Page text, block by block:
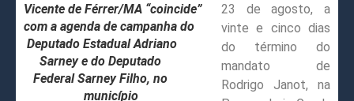
Vicente de Férrer/MA “coincide”
com a agenda de campanha do
Deputado Estadual Adriano
Sarney e do Deputado
Federal Sarney Filho, no
município
23 de agosto, a
vinte e cinco dias
do término do
mandato de
Rodrigo Janot, na